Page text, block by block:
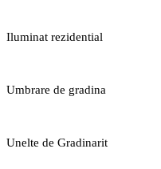
Iluminat rezidential
Umbrare de gradina
Unelte de Gradinarit